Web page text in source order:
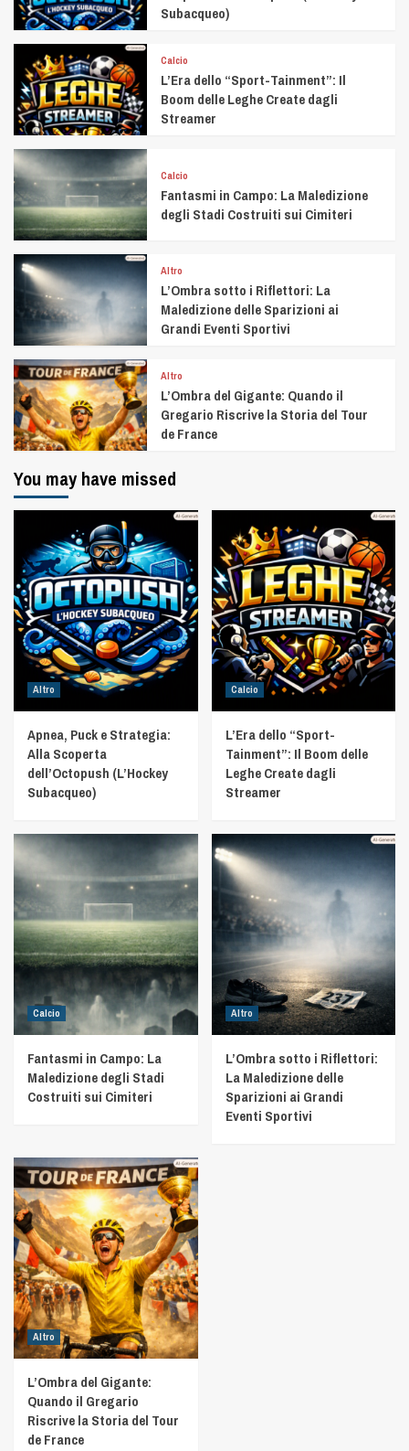
Subacqueo)
Calcio
L’Era dello “Sport-Tainment”: Il
Boom delle Leghe Create dagli
Streamer
Calcio
Fantasmi in Campo: La Maledizione
degli Stadi Costruiti sui Cimiteri
Altro
L’Ombra sotto i Riflettori: La
Maledizione delle Sparizioni ai
Grandi Eventi Sportivi
Altro
L’Ombra del Gigante: Quando il
Gregario Riscrive la Storia del Tour
de France
You may have missed
Altro
Apnea, Puck e Strategia:
Alla Scoperta
dell’Octopush (L’Hockey
Subacqueo)
Calcio
L’Era dello “Sport-
Tainment”: Il Boom delle
Leghe Create dagli
Streamer
Calcio
Fantasmi in Campo: La
Maledizione degli Stadi
Costruiti sui Cimiteri
Altro
L’Ombra sotto i Riflettori:
La Maledizione delle
Sparizioni ai Grandi
Eventi Sportivi
Altro
L’Ombra del Gigante:
Quando il Gregario
Riscrive la Storia del Tour
de France